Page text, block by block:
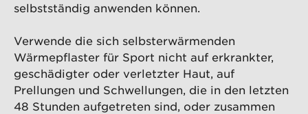
selbstständig anwenden können.
Verwende die sich selbsterwärmenden
Wärmepflaster für Sport nicht auf erkrankter,
geschädigter oder verletzter Haut, auf
Prellungen und Schwellungen, die in den letzten
48 Stunden aufgetreten sind, oder zusammen